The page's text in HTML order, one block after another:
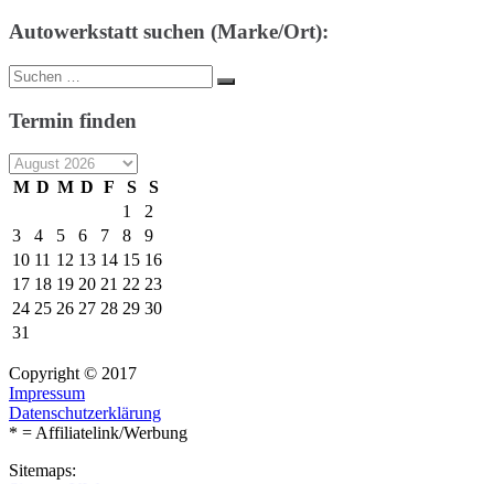
Autowerkstatt suchen (Marke/Ort):
Suche
nach:
Suchen
Termin finden
M D M D F S
S
1
2
3
4 5 6 7 8
9
10 11 12 13 14 15 16
17 18 19 20 21 22 23
24 25 26 27 28 29 30
31
Copyright © 2017
Impressum
Datenschutzerklärung
* = Affiliatelink/Werbung
Sitemaps: